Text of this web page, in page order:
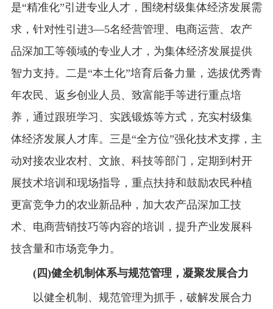
是“精准化”引进专业人才，围绕村级集体经济发展需
求，针对性引进3—5名经营管理、电商运营、农产
品深加工等领域的专业人才，为集体经济发展提供
智力支持。二是“本土化”培育后备力量，选拔优秀青
年农民、返乡创业人员、致富能手等进行重点培
养，通过跟班学习、实践锻炼等方式，充实村级集
体经济发展人才库。三是“全方位”强化技术支撑，主
动对接农业农村、文旅、科技等部门，定期到村开
展技术培训和现场指导，重点扶持和鼓励农民种植
更富竞争力的农业新品种，加大农产品深加工技
术、电商营销技巧等内容的培训，提升产业发展科
技含量和市场竞争力。
(四)健全机制体系与规范管理，凝聚发展合力
以健全机制、规范管理为抓手，破解发展合力